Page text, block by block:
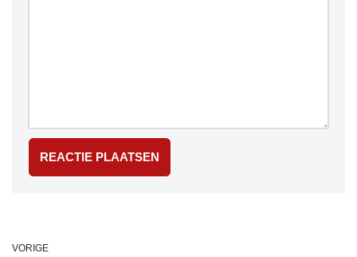
VORIGE